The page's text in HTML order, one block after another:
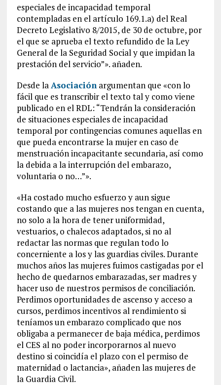
especiales de incapacidad temporal
contempladas en el artículo 169.1.a) del Real
Decreto Legislativo 8/2015, de 30 de octubre, por
el que se aprueba el texto refundido de la Ley
General de la Seguridad Social y que impidan la
prestación del servicio”». añaden.
Desde laAsociaciónargumentan que «con lo
fácil que es transcribir el texto tal y como viene
publicado en el RDL: “Tendrán la consideración
de situaciones especiales de incapacidad
temporal por contingencias comunes aquellas en
que pueda encontrarse la mujer en caso de
menstruación incapacitante secundaria, así como
la debida a la interrupción del embarazo,
voluntaria o no…”».
«Ha costado mucho esfuerzo y aun sigue
costando que a las mujeres nos tengan en cuenta,
no solo a la hora de tener uniformidad,
vestuarios, o chalecos adaptados, si no al
redactar las normas que regulan todo lo
concerniente a los y las guardias civiles. Durante
muchos años las mujeres fuimos castigadas por el
hecho de quedarnos embarazadas, ser madres y
hacer uso de nuestros permisos de conciliación.
Perdimos oportunidades de ascenso y acceso a
cursos, perdimos incentivos al rendimiento si
teníamos un embarazo complicado que nos
obligaba a permanecer de baja médica, perdimos
el CES al no poder incorporarnos al nuevo
destino si coincidía el plazo con el permiso de
maternidad o lactancia», añaden las mujeres de
la Guardia Civil.